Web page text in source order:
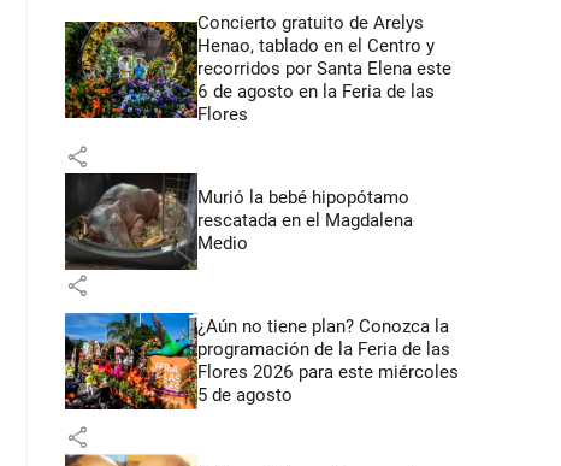
Concierto gratuito de Arelys
Henao, tablado en el Centro y
recorridos por Santa Elena este
6 de agosto en la Feria de las
Flores
share
Murió la bebé hipopótamo
rescatada en el Magdalena
Medio
share
¿Aún no tiene plan? Conozca la
programación de la Feria de las
Flores 2026 para este miércoles
5 de agosto
share